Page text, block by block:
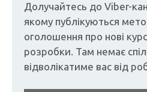
Долучайтесь до Viber-
якому публікуються
оголошення про нові
розробки. Там немає
відволікатиме вас від